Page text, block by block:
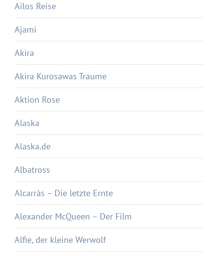
Ailos Reise
Ajami
Akira
Akira Kurosawas Träume
Aktion Rose
Alaska
Alaska.de
Albatross
Alcarràs – Die letzte Ernte
Alexander McQueen – Der Film
Alfie, der kleine Werwolf